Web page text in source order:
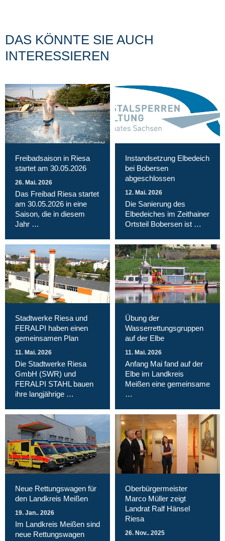
DAS KÖNNTE SIE AUCH
INTERESSIEREN
Magnet Riesa GmbH
Freibadsaison in Riesa
startet am 30.05.2026
26. Mai. 2026
Das Freibad Riesa startet
am 30.05.2026 in eine
Saison, die in diesem
Jahr …
Instandsetzung Elbedeich
bei Bobersen
abgeschlossen
12. Mai. 2026
Die Sanierung des
Elbedeiches im Zeithainer
Ortsteil Bobersen ist …
Stadtwerke Riesa und
FERALPI haben einen
gemeinsamen Plan
11. Mai. 2026
Die Stadtwerke Riesa
GmbH (SWR) und
FERALPI STAHL bauen
ihre langjährige …
Übung der
Wasserrettungsgruppen
auf der Elbe
11. Mai. 2026
Anfang Mai fand auf der
Elbe im Landkreis
Meißen eine gemeinsame
…
Neue Rettungswagen für
den Landkreis Meißen
19. Jan.. 2026
Im Landkreis Meißen sind
neue Rettungswagen
Oberbürgermeister
Marco Müller zeigt
Landrat Ralf Hänsel
Riesa
26. Nov.. 2025